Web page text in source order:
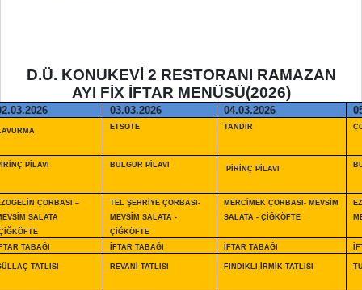
D.Ü. KONUKEVİ 2 RESTORANI RAMAZAN
AYI FİX İFTAR MENÜSÜ(2026)
03.03.2026 04.03.2026
ETSOTE TANDIR
PİLAVI BULGUR PİLAVI PİRİNÇ PİLAVI
ÇORBASI –
SALATA
TEL ŞEHRİYE ÇORBASI-
MEVSİM SALATA -
ÇİĞKÖFTE
MERCİMEK ÇORBASI- MEVSİM
SALATA - ÇİĞKÖFTE
TABAĞI İFTAR TABAĞI İFTAR TABAĞI
TATLISI REVANİ TATLISI FINDIKLI İRMİK TATLISI